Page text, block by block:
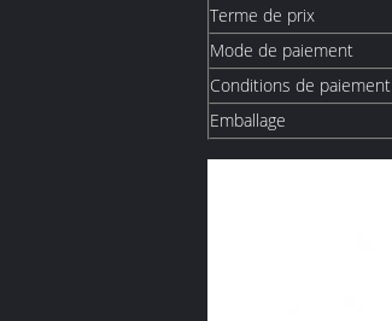
Terme de prix
Mode de paiement
Conditions de paiement
Emballage